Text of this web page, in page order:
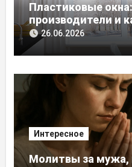
Пластиковые
производители и
выбором
26.06.2026
Интересное
Молитвы за мужа,